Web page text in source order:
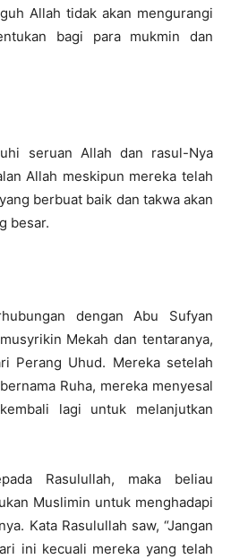
Allah tidak akan mengurangi
bagi para mukmin dan
seruan Allah dan rasul-Nya
Allah meskipun mereka telah
berbuat baik dan takwa akan
besar.
dengan Abu Sufyan
Mekah dan tentaranya,
Perang Uhud. Mereka setelah
Ruha, mereka menyesal
lagi untuk melanjutkan
Rasulullah, maka beliau
Muslimin untuk menghadapi
Kata Rasulullah saw, “Jangan
ini kecuali mereka yang telah